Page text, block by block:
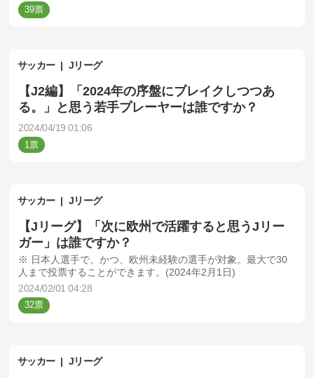
39
サッカー Jリーグ
【J2編】「2024年の序盤にブレイクしつつあ
る。」と思う若手プレーヤーは誰ですか？
2024/04/19 01:06
1
サッカー Jリーグ
【Jリーグ】「次に欧州で活躍すると思うJリー
ガー」は誰ですか？
※ 日本人選手で、かつ、欧州未経験の選手が対象。最大で30
人まで投票することができます。(2024年2月1日)
2024/02/01 04:28
32
サッカー Jリーグ